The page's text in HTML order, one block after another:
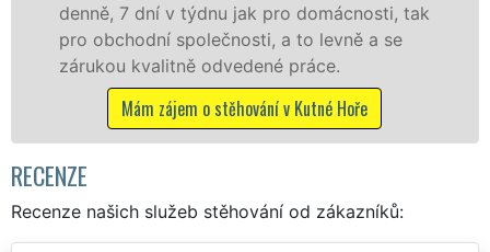
jak pro domácnosti, tak
a to levně a se
práce.
v Kutné Hoře
celém okresu Kutná
franchisové sítě
Nabízíme stěhovací
včetně víkendů a
Mám zájem o
RECENZE
Recenze našich služeb stěhování od zákazníků: